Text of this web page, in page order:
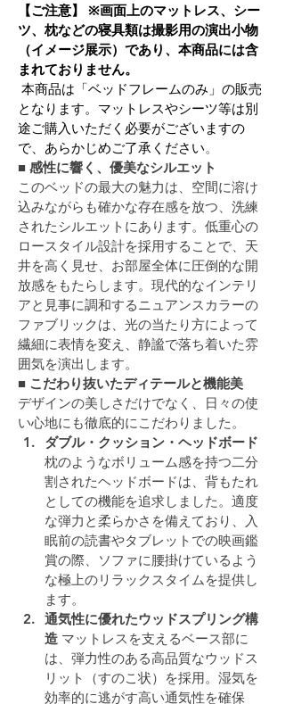
【ご注意】
※画面上のマットレス、シー
ツ、枕などの寝具類は撮影用の演出小物
（イメージ展示）であり、本商品には含
まれておりません。
となります。マットレスやシーツ等は別
途ご購入いただく必要がございますの
で、あらかじめご了承ください。
■ 感性に響く、優美なシルエット
このベッドの最大の魅力は、空間に溶け
込みながらも確かな存在感を放つ、洗練
されたシルエットにあります。低重心の
ロースタイル設計を採用することで、天
井を高く見せ、お部屋全体に圧倒的な開
放感をもたらします。現代的なインテリ
アと見事に調和するニュアンスカラーの
ファブリックは、光の当たり方によって
繊細に表情を変え、静謐で落ち着いた雰
囲気を演出します。
■ こだわり抜いたディテールと機能美
デザインの美しさだけでなく、日々の使
い心地にも徹底的にこだわりました。
ダブル・クッション・ヘッドボード
枕のようなボリューム感を持つ二分
割されたヘッドボードは、背もたれ
としての機能を追求しました。適度
な弾力と柔らかさを備えており、入
眠前の読書やタブレットでの映画鑑
賞の際、ソファに腰掛けているよう
な極上のリラックスタイムを提供し
ます。
通気性に優れたウッドスプリング構
造 マットレスを支えるベース部に
は、弾力性のある高品質なウッドス
リット（すのこ状）を採用。湿気を
効率的に逃がす高い通気性を確保